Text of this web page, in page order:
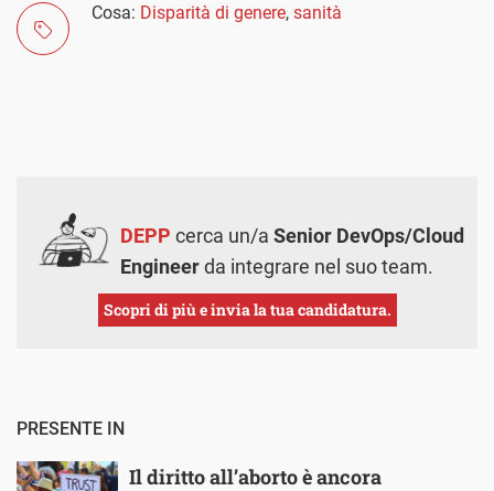
Cosa: Disparità di genere, sanità
DEPP cerca un/a Senior DevOps/Cloud
Engineerda integrare nel suo team.
Scopri di più e invia la tua candidatura.
PRESENTE IN
Il diritto all’aborto è ancora